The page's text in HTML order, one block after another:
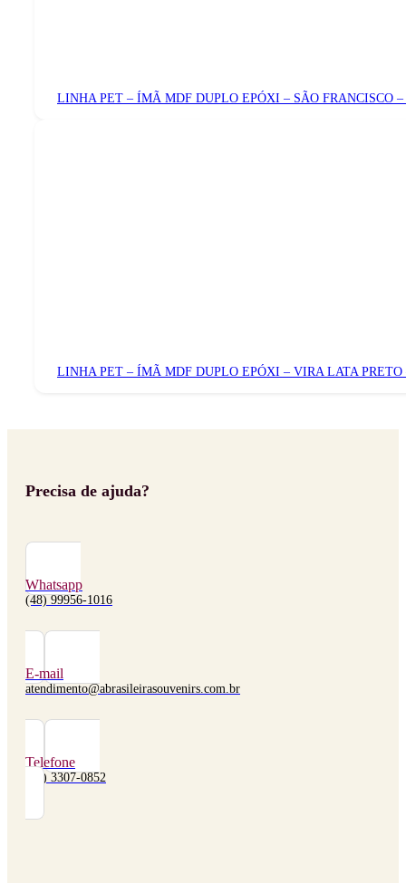
LINHA PET – ÍMÃ MDF DUPLO EPÓXI – SÃO FRANCISCO –
LINHA PET – ÍMÃ MDF DUPLO EPÓXI – VIRA LATA PRETO
Precisa de ajuda?
Whatsapp
(48) 99956-1016
E-mail
atendimento@abrasileirasouvenirs.com.br
Telefone
(48) 3307-0852